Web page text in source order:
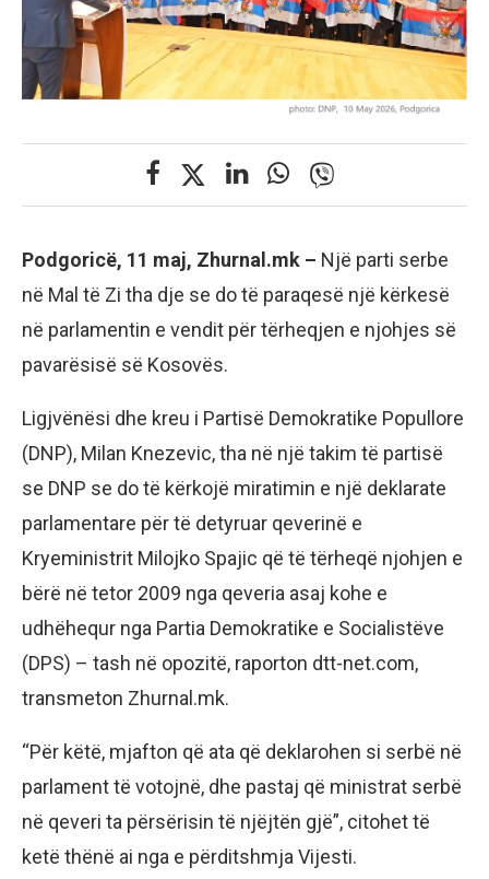
Podgoricë, 11 maj, Zhurnal.mk – Një parti serbe
në Mal të Zi tha dje se do të paraqesë një kërkesë
në parlamentin e vendit për tërheqjen e njohjes së
pavarësisë së Kosovës.
Ligjvënësi dhe kreu i Partisë Demokratike Popullore
(DNP), Milan Knezevic, tha në një takim të partisë
se DNP se do të kërkojë miratimin e një deklarate
parlamentare për të detyruar qeverinë e
Kryeministrit Milojko Spajic që të tërheqë njohjen e
bërë në tetor 2009 nga qeveria asaj kohe e
udhëhequr nga Partia Demokratike e Socialistëve
(DPS) – tash në opozitë, raporton dtt-net.com,
transmeton Zhurnal.mk.
“Për këtë, mjafton që ata që deklarohen si serbë në
parlament të votojnë, dhe pastaj që ministrat serbë
në qeveri ta përsërisin të njëjtën gjë”, citohet të
ketë thënë ai nga e përditshmja Vijesti.